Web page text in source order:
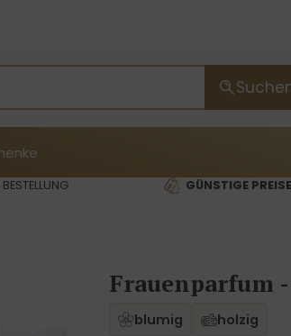
BESTELLUNG GÜNSTIGE
Frauenparfum
blumig holzig